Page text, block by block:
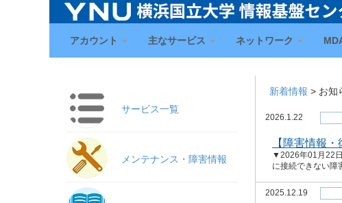
アカウント 主なサービス ネットワーク
サービス一覧
メンテナンス・障害情報
新着情報 > お知
2026.1.22
【障害情報
▼2026年01月22
に接続できない
2025.12.19